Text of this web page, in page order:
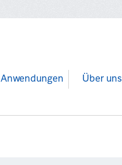
Anwendungen Über uns